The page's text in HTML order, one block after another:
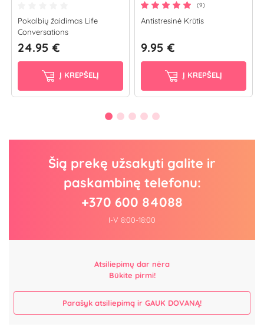
Pokalbių žaidimas Life
Conversations
24.95 €
Į KREPŠELĮ
(9)
Antistresinė Krūtis
9.95 €
Į KREPŠELĮ
Šią prekę užsakyti galite ir
paskambinę telefonu:
+370 600 84088
I-V 8:00-18:00
Atsiliepimų dar nėra
Būkite pirmi!
Parašyk atsiliepimą ir GAUK DOVANĄ!